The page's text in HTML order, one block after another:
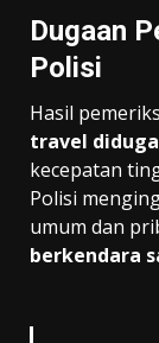
Dugaan
Polisi
Hasil
travel
kecepatan
Polisi
umum dan
berkendara